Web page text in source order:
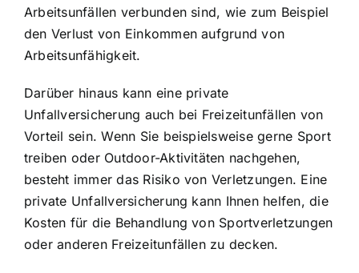
Arbeitsunfällen verbunden sind, wie zum Beispiel
den Verlust von Einkommen aufgrund von
Arbeitsunfähigkeit.
Darüber hinaus kann eine private
Unfallversicherung auch bei Freizeitunfällen von
Vorteil sein. Wenn Sie beispielsweise gerne Sport
treiben oder Outdoor-Aktivitäten nachgehen,
besteht immer das Risiko von Verletzungen. Eine
private Unfallversicherung kann Ihnen helfen, die
Kosten für die Behandlung von Sportverletzungen
oder anderen Freizeitunfällen zu decken.